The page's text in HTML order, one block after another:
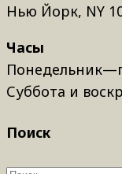
Нью Йорк, NY
Часы
Суббота и
Поиск